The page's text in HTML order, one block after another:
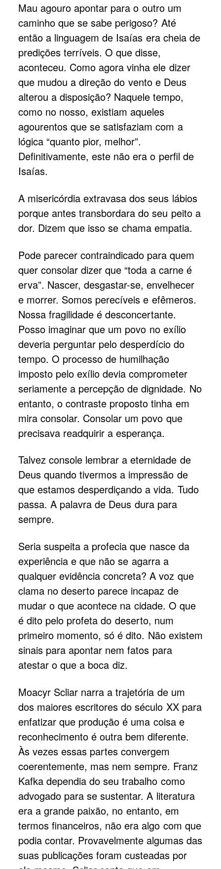
Mau agouro apontar para o outro um
caminho que se sabe perigoso? Até
então a linguagem de Isaías era cheia de
predições terríveis. O que disse,
aconteceu. Como agora vinha ele dizer
que mudou a direção do vento e Deus
alterou a disposição? Naquele tempo,
como no nosso, existiam aqueles
agourentos que se satisfaziam com a
lógica “quanto pior, melhor”.
Definitivamente, este não era o perfil de
Isaías.
A misericórdia extravasa dos seus lábios
porque antes transbordara do seu peito a
dor. Dizem que isso se chama empatia.
Pode parecer contraindicado para quem
quer consolar dizer que “toda a carne é
erva”. Nascer, desgastar-se, envelhecer
e morrer. Somos perecíveis e efêmeros.
Nossa fragilidade é desconcertante.
Posso imaginar que um povo no exílio
deveria perguntar pelo desperdício do
tempo. O processo de humilhação
imposto pelo exílio devia comprometer
seriamente a percepção de dignidade. No
entanto, o contraste proposto tinha em
mira consolar. Consolar um povo que
precisava readquirir a esperança.
Talvez console lembrar a eternidade de
Deus quando tivermos a impressão de
que estamos desperdiçando a vida. Tudo
passa. A palavra de Deus dura para
sempre.
Seria suspeita a profecia que nasce da
experiência e que não se agarra a
qualquer evidência concreta? A voz que
clama no deserto parece incapaz de
mudar o que acontece na cidade. O que
é dito pelo profeta do deserto, num
primeiro momento, só é dito. Não existem
sinais para apontar nem fatos para
atestar o que a boca diz.
Moacyr Scliar narra a trajetória de um
dos maiores escritores do século XX para
enfatizar que produção é uma coisa e
reconhecimento é outra bem diferente.
Às vezes essas partes convergem
coerentemente, mas nem sempre. Franz
Kafka dependia do seu trabalho como
advogado para se sustentar. A literatura
era a grande paixão, no entanto, em
termos financeiros, não era algo com que
podia contar. Provavelmente algumas das
suas publicações foram custeadas por